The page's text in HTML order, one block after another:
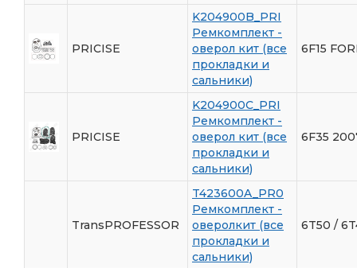
PRICISE
K204900B_PRI
Ремкомплект -
оверол кит (все
прокладки и
сальники)
6F15
PRICISE
K204900C_PRI
Ремкомплект -
оверол кит (все
прокладки и
сальники)
6F35
TransPROFESSOR
T423600A_PR0
Ремкомплект -
оверолкит (все
прокладки и
сальники)
6T50 /